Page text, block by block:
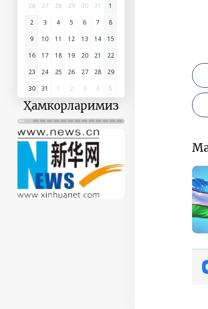
26
27 28 29 30 31
1
2
3 4 5 6 7
8
9
10 11 12 13 14
15
16
17 18 19 20 21
22
23
24 25 26 27 28
29
30
31 1 2 3 4 5
Ҳамкорларимиз